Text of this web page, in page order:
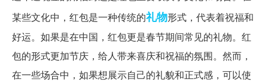
某些文化中，红包是一种传统的礼物形式，代表着祝福和
好运。如果是在中国，红包更是春节期间常见的礼物。红
包的形式更加节庆，给人带来喜庆和祝福的氛围。然而，
在一些场合中，如果想展示自己的礼貌和正式感，可以使